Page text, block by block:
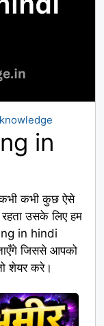
in
कभी कुछ ऐसे
रहता उसके लिए हम
in hindi
जिससे आपको
शेयर करे।